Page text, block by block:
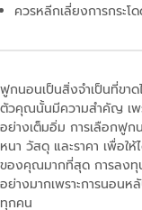
ควรหลีกเลี่ยงการกระ
ฟูกนอนเป็นสิ่งจำเป็นที่ขาด
ตัวคุณนั้นมีความสำคัญ เพ
อย่างเต็มอิ่ม การเลือกฟู
หนา วัสดุ และราคา เพื่อใ
ของคุณมากที่สุด การลงทุ
อย่างมากเพราะการนอน
ทุกคน